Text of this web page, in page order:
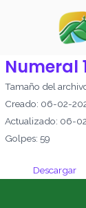
Numeral
Tamaño del
Creado: 06-02-
Actualizado: 06-
Golpes: 59
Descargar